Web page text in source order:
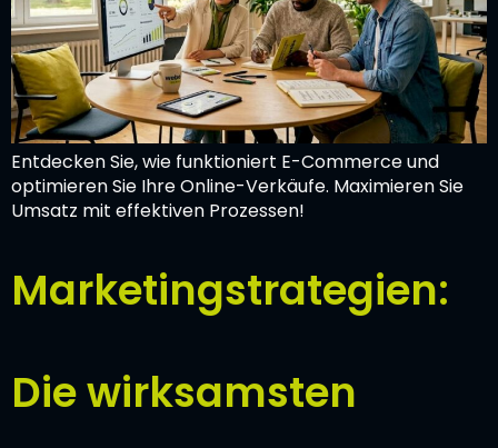
Entdecken Sie, wie funktioniert E-Commerce und
optimieren Sie Ihre Online-Verkäufe. Maximieren Sie
Umsatz mit effektiven Prozessen!
Marketingstrategien:
Die wirksamsten